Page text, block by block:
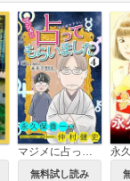
マジメに占ってもらいました4 Over60の未来予想図［1話売り］
無料試し読み